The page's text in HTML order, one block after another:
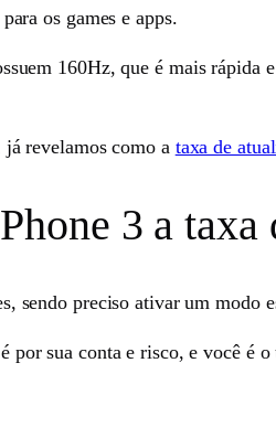
os games e apps.
160Hz, que é mais
revelamos como a taxa de
3 a taxa
sendo preciso ativar um modo
sua conta e risco, e você é